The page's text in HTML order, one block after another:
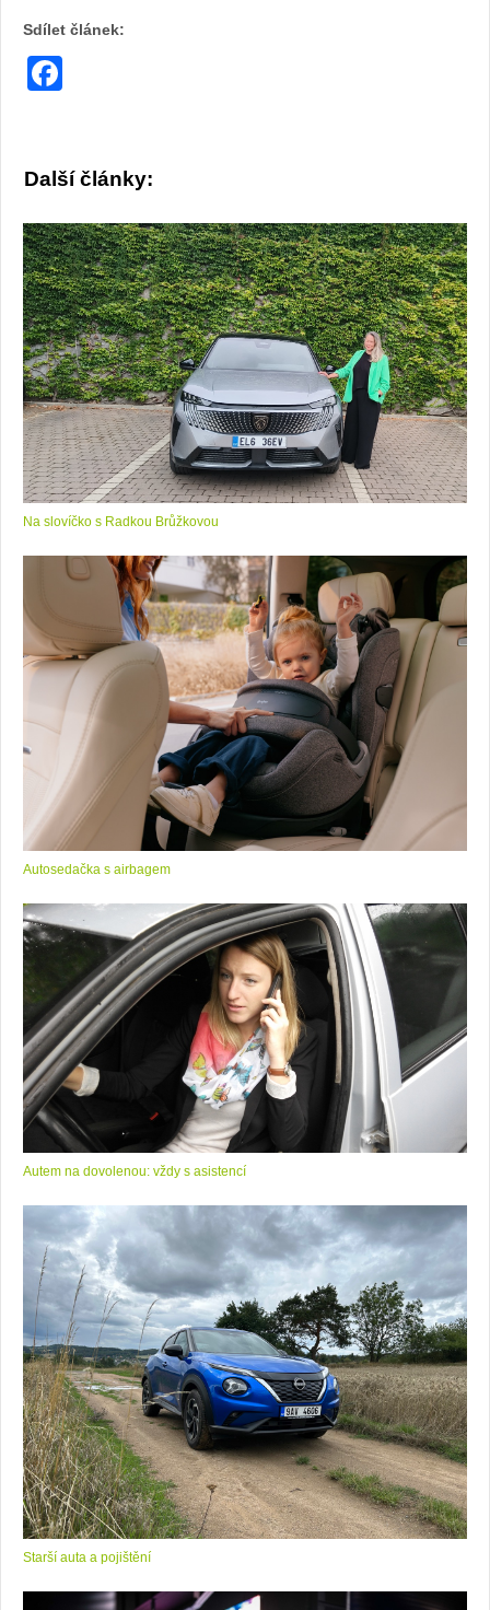
Sdílet článek:
Další články:
Na slovíčko s Radkou Brůžkovou
Autosedačka s airbagem
Autem na dovolenou: vždy s asistencí
Starší auta a pojištění